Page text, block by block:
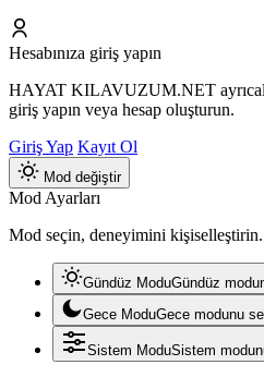
Hesabınıza giriş yapın
HAYAT KILAVUZUM.NET
giriş yapın veya hesap oluşturun.
Giriş Yap Kayıt Ol
Mod değiştir
Mod Ayarları
Mod seçin, deneyimini kişiselleştirin.
Gündüz ModuGündüz
Gece ModuGece modunu
Sistem ModuSistem